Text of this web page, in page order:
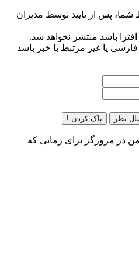
پس از تایید توسط مدیران
باشد منتشر نخواهد شد.
یا غیر مرتبط با خبر باشد
نظر پاک کردن !
در مرورگر برای زمانی که